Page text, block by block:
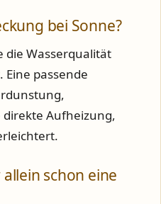
bei Sonne?
die Wasserqualität
Eine passende
Aufheizung,
schon eine